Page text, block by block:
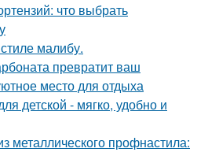
что выбрать
малибу.
превратит ваш
место для отдыха
детской - мягко, удобно и
металлического профнастила: